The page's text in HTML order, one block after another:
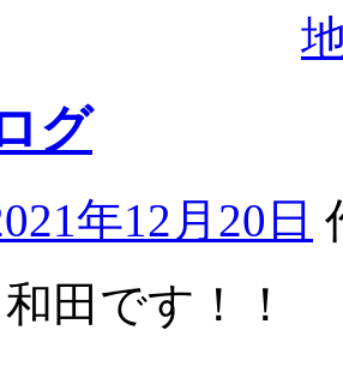
グ
年12月20日
田です！！